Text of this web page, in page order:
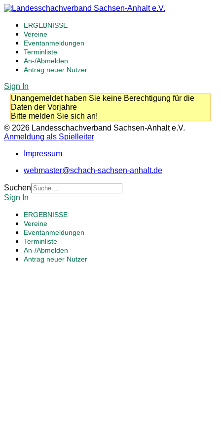
ERGEBNISSE
Vereine
Eventanmeldungen
Terminliste
An-/Abmelden
Antrag neuer Nutzer
Sign In
Unangemeldet haben Sie keine Berechtigung für die
Daten der Vorjahre
Bitte melden Sie sich an!
© 2026 Landesschachverband Sachsen-Anhalt e.V.
Anmeldung als Spielleiter
Impressum
webmaster@schach-sachsen-anhalt.de
Suchen
Sign In
ERGEBNISSE
Vereine
Eventanmeldungen
Terminliste
An-/Abmelden
Antrag neuer Nutzer